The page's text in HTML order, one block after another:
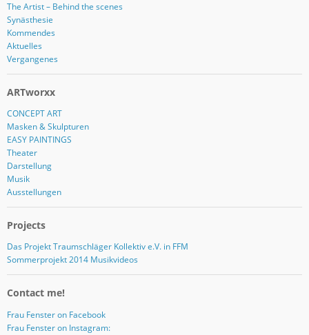
The Artist – Behind the scenes
Synästhesie
Kommendes
Aktuelles
Vergangenes
ARTworxx
CONCEPT ART
Masken & Skulpturen
EASY PAINTINGS
Theater
Darstellung
Musik
Ausstellungen
Projects
Das Projekt Traumschläger Kollektiv e.V. in FFM
Sommerprojekt 2014 Musikvideos
Contact me!
Frau Fenster on Facebook
Frau Fenster on Instagram: